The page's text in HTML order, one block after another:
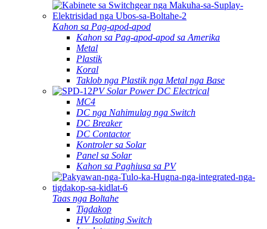
Kahon sa Pag-apod-apod
Kahon sa Pag-apod-apod sa Amerika
Metal
Plastik
Koral
Taklob nga Plastik nga Metal nga Base
PV Solar Power DC Electrical
MC4
DC nga Nahimulag nga Switch
DC Breaker
DC Contactor
Kontroler sa Solar
Panel sa Solar
Kahon sa Paghiusa sa PV
Taas nga Boltahe
Tigdakop
HV Isolating Switch